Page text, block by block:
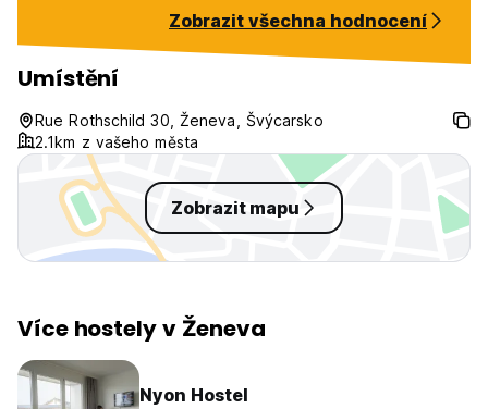
friendly as it is in smaller hostels,
but you can still find some friends
in your room :) The breakfast is
excellent!
Staff were
large and there
Zobrazit všechna hodnocení
Umístění
Rue Rothschild 30, Ženeva, Švýcarsko
2.1km z vašeho města
Zobrazit mapu
Více hostely v Ženeva
Nyon Hostel